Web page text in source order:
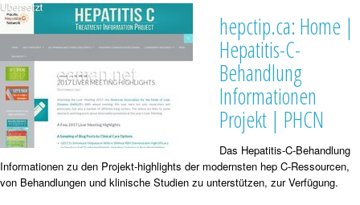
hepctip.ca: Home |
Hepatitis-C-
Behandlung
Informationen
Projekt | PHCN
Das Hepatitis-C-Behandlung
Informationen zu den Projekt-highlights der modernsten hep C-Ressourcen,
von Behandlungen und klinische Studien zu unterstützen, zur Verfügung.